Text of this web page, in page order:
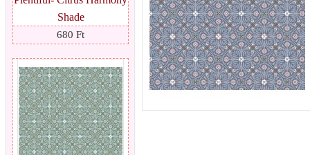
Shade
680 Ft